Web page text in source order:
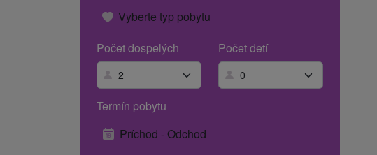
Vyberte typ pobytu
Počet dospelých
Počet detí
Termín pobytu
Príchod - Odchod